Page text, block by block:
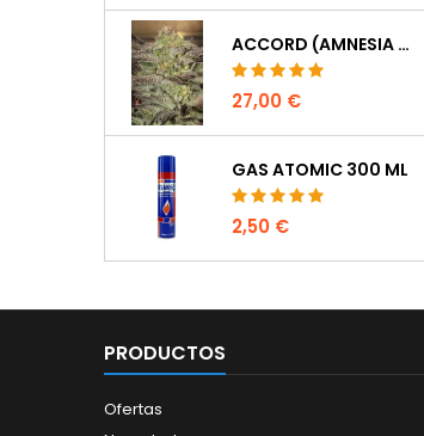
ACCORD (AMNESIA CORDOBESA)
27,00 €
GAS ATOMIC 300 ML
2,50 €
PRODUCTOS
Ofertas